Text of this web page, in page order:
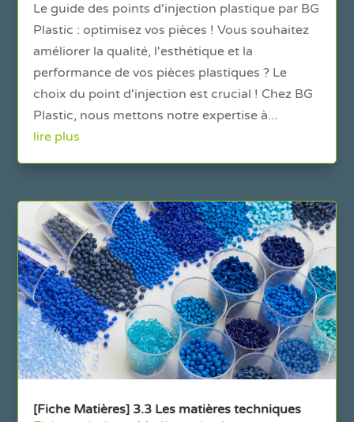
Le guide des points d'injection plastique par BG
Plastic : optimisez vos pièces ! Vous souhaitez
améliorer la qualité, l'esthétique et la
performance de vos pièces plastiques ? Le
choix du point d'injection est crucial ! Chez BG
Plastic, nous mettons notre expertise à...
lire plus
[Fiche Matières] 3.3 Les matières techniques